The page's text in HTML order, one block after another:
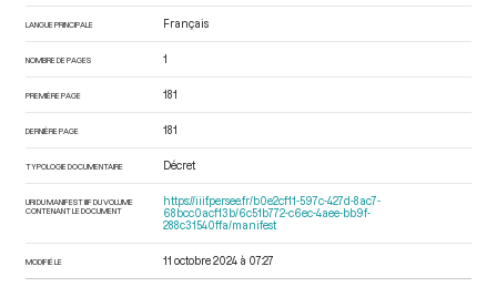
LANGUE PRINCIPALE Français
NOMBRE DE PAGES 1
PREMIÈRE PAGE 181
DERNIÈRE PAGE 181
TYPOLOGIE DOCUMENTAIRE Décret
URI DU MANIFEST IIIF DU VOLUME
CONTENANT LE DOCUMENT
https://iiif.persee.fr/b0e2cf11-597c-427d-8ac7-
68bcc0acf13b/6c51b772-c6ec-4aee-bb9f-
288c31540ffa/manifest
MODIFIÉ LE 11 octobre 2024 à 07:27